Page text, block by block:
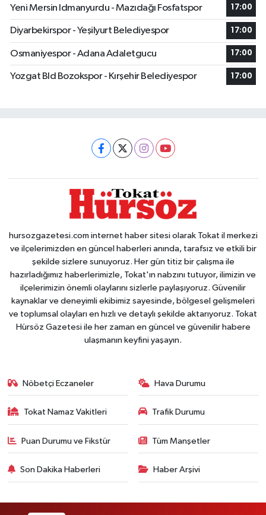
Yeni Mersin Idmanyurdu - Mazıdağı Fosfatspor 17:00
Diyarbekirspor - Yeşilyurt Belediyespor 17:00
Osmaniyespor - Adana Adaletgucu 17:00
Yozgat Bld Bozokspor - Kırşehir Belediyespor 17:00
hursozgazetesi.com internet haber sitesi olarak Tokat il merkezi
ve ilçelerimizden en güncel haberleri anında, tarafsız ve etkili bir
şekilde sizlere sunuyoruz. Her gün titiz bir çalışma ile
hazırladığımız haberlerimizle, Tokat'ın nabzını tutuyor, ilimizin ve
ilçelerimizin önemli olaylarını sizlerle paylaşıyoruz. Güvenilir
kaynaklar ve deneyimli ekibimiz sayesinde, bölgesel gelişmeleri
ve toplumsal olayları en hızlı ve detaylı şekilde aktarıyoruz. Tokat
Hürsöz Gazetesi ile her zaman en güncel ve güvenilir habere
ulaşmanın keyfini yaşayın.
Nöbetçi Eczaneler Hava Durumu
Tokat Namaz Vakitleri Trafik Durumu
Puan Durumu ve Fikstür Tüm Manşetler
Son Dakika Haberleri Haber Arşivi